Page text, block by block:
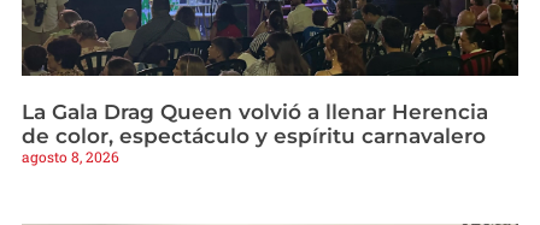
La Gala Drag Queen volvió a llenar Herencia
de color, espectáculo y espíritu carnavalero
agosto 8, 2026